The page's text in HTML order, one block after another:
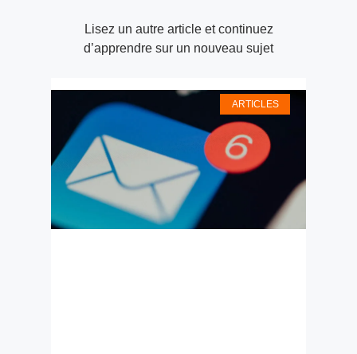
Lisez un autre article et continuez
d’apprendre sur un nouveau sujet
ARTICLES